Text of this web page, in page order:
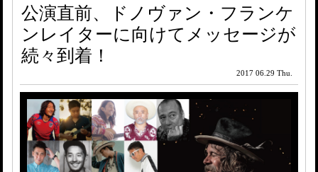
公演直前、ドノヴァン・フランケ
ンレイターに向けてメッセージが
続々到着！
2017 06.29 Thu.